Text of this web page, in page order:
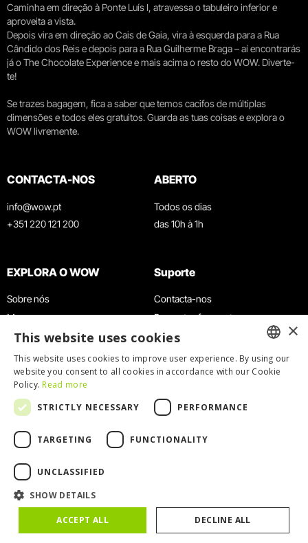
Caminha em direção à Ponte Luís I, atravessa o tabuleiro inferior e
aproveita a vista.
Depois vira em direção ao Cais de Gaia, vira à esquerda para a Rua
Cândido dos Reis e depois para a Rua Guilherme Braga – aí encontrarás
já o The Chocolate Experience e mais acima o resto do WOW. Diverte-
te!
Se trazes bagagem, fica a saber que temos cacifos de múltiplas
dimensões e todos eles gratuitos. Guarda as tuas coisas e explora o
WOW livremente.
CONTACTA-NOS
info@wow.pt
+351 220 121 200
ABERTO
Todos os dias
das 10h à 1h
EXPLORA O WOW
Sobre nós
Museus
Agenda
Notícias
Restaurantes
Cartão WOW
Grupos e Eventos
Serviço Educativo
Suporte
Contacta-nos
Perguntas frequentes
Termos e Condições
Política de privacidade e cookies
Trabalha connosco
Livro de reclamações
© 2026
WOW
ENGLISH
×
This website uses cookies
This website uses cookies to improve user experience. By using our
website you consent to all cookies in accordance with our Cookie
Policy. Read more
STRICTLY NECESSARY
PERFORMANCE
TARGETING FUNCTIONALITY
UNCLASSIFIED
SHOW DETAILS
ACCEPT ALL DECLINE ALL